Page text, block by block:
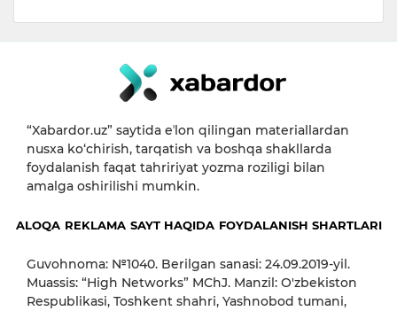
“Xabardor.uz” saytida eʼlon qilingan materiallardan
nusxa ko‘chirish, tarqatish va boshqa shakllarda
foydalanish faqat tahririyat yozma roziligi bilan
amalga oshirilishi mumkin.
ALOQA REKLAMA SAYT HAQIDA FOYDALANISH SHARTLARI
Guvohnoma: №1040. Berilgan sanasi: 24.09.2019-yil.
Muassis: “High Networks” MChJ. Manzil: O'zbekiston
Respublikasi, Toshkent shahri, Yashnobod tumani,